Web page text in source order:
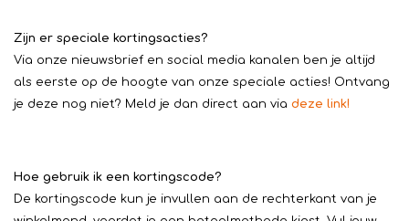
Zijn er speciale kortingsacties?
Via onze nieuwsbrief en social media kanalen ben je altijd
als eerste op de hoogte van onze speciale acties! Ontvang
je deze nog niet? Meld je dan direct aan via deze link!
Hoe gebruik ik een kortingscode?
De kortingscode kun je invullen aan de rechterkant van je